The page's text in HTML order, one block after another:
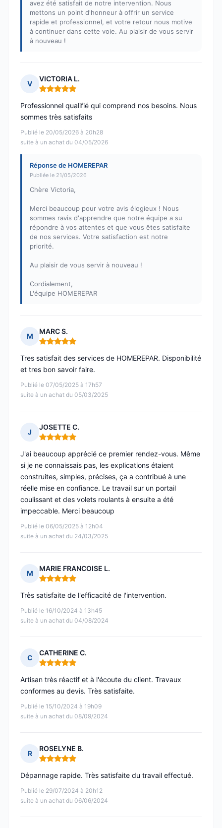
avez été satisfait de notre intervention. Nous
mettons un point d'honneur à offrir un service
rapide et professionnel, et votre retour nous motive
à continuer dans cette voie. Au plaisir de vous servir
à nouveau !
V
VICTORIA L.
Note : 5 sur 5
Publié le 20/05/2026 à 20h28
suite à un achat du 04/05/2026
Professionnel qualifié qui comprend nos besoins. Nous
sommes très satisfaits
Réponse de HOMEREPAR
Publiée le 21/05/2026
Chère Victoria,
Merci beaucoup pour votre avis élogieux ! Nous
sommes ravis d'apprendre que notre équipe a su
répondre à vos attentes et que vous êtes satisfaite
de nos services. Votre satisfaction est notre
priorité.
Au plaisir de vous servir à nouveau !
Cordialement,
L'équipe HOMEREPAR
M
MARC S.
Note : 5 sur 5
Publié le 07/05/2025 à 17h57
suite à un achat du 05/03/2025
Tres satisfait des services de HOMEREPAR. Disponibilité
et tres bon savoir faire.
J
JOSETTE C.
Note : 5 sur 5
Publié le 06/05/2025 à 12h04
suite à un achat du 24/03/2025
J'ai beaucoup apprécié ce premier rendez-vous. Même
si je ne connaissais pas, les explications étaient
construites, simples, précises, ça a contribué à une
réelle mise en confiance. Le travail sur un portail
coulissant et des volets roulants à ensuite a été
impeccable. Merci beaucoup
M
MARIE FRANCOISE L.
Note : 5 sur 5
Publié le 16/10/2024 à 13h45
suite à un achat du 04/08/2024
Très satisfaite de l'efficacité de l'intervention.
C
CATHERINE C.
Note : 5 sur 5
Publié le 15/10/2024 à 19h09
suite à un achat du 08/09/2024
Artisan très réactif et à l'écoute du client. Travaux
conformes au devis. Très satisfaite.
R
ROSELYNE B.
Note : 5 sur 5
Publié le 29/07/2024 à 20h12
suite à un achat du 06/06/2024
Dépannage rapide. Très satisfaite du travail effectué.